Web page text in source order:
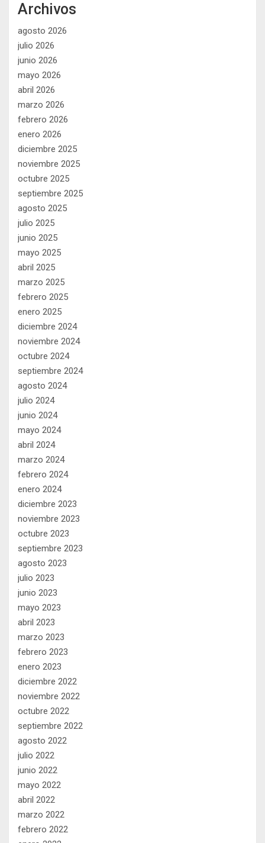
Archivos
agosto 2026
julio 2026
junio 2026
mayo 2026
abril 2026
marzo 2026
febrero 2026
enero 2026
diciembre 2025
noviembre 2025
octubre 2025
septiembre 2025
agosto 2025
julio 2025
junio 2025
mayo 2025
abril 2025
marzo 2025
febrero 2025
enero 2025
diciembre 2024
noviembre 2024
octubre 2024
septiembre 2024
agosto 2024
julio 2024
junio 2024
mayo 2024
abril 2024
marzo 2024
febrero 2024
enero 2024
diciembre 2023
noviembre 2023
octubre 2023
septiembre 2023
agosto 2023
julio 2023
junio 2023
mayo 2023
abril 2023
marzo 2023
febrero 2023
enero 2023
diciembre 2022
noviembre 2022
octubre 2022
septiembre 2022
agosto 2022
julio 2022
junio 2022
mayo 2022
abril 2022
marzo 2022
febrero 2022